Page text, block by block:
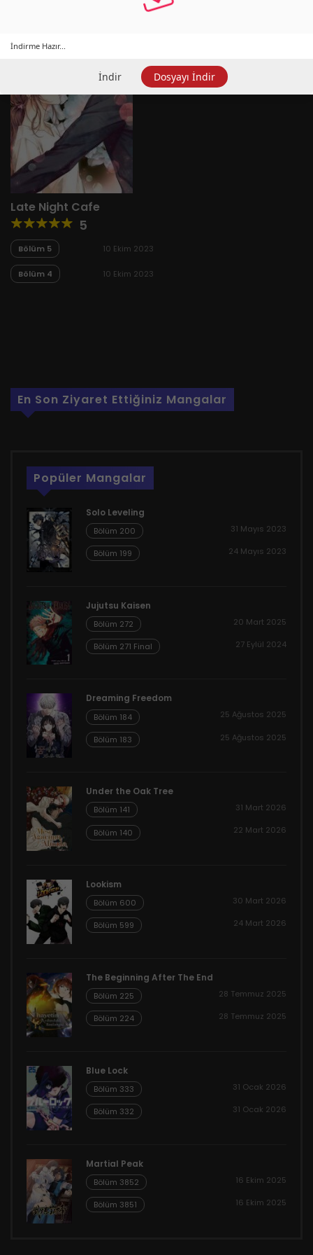
Late Night Cafe
5
Bölüm 5 10 Ekim 2023
Bölüm 4 10 Ekim 2023
En Son Ziyaret Ettiğiniz Mangalar
Popüler Mangalar
Solo Leveling
Bölüm 200 31 Mayıs 2023
Bölüm 199 24 Mayıs 2023
Jujutsu Kaisen
Bölüm 272 20 Mart 2025
Bölüm 271 Final 27 Eylül 2024
Dreaming Freedom
Bölüm 184 25 Ağustos 2025
Bölüm 183 25 Ağustos 2025
Under the Oak Tree
Bölüm 141 31 Mart 2026
Bölüm 140 22 Mart 2026
Lookism
Bölüm 600 30 Mart 2026
Bölüm 599 24 Mart 2026
The Beginning After The End
Bölüm 225 28 Temmuz 2025
Bölüm 224 28 Temmuz 2025
Blue Lock
Bölüm 333 31 Ocak 2026
Bölüm 332 31 Ocak 2026
Martial Peak
Bölüm 3852 16 Ekim 2025
Bölüm 3851 16 Ekim 2025
İndirme Hazır...
İndir Dosyayı İndir